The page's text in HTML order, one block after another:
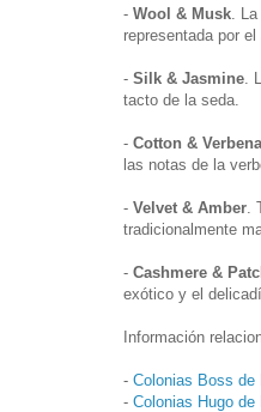
- Wool & Musk .
representada por
- Silk & Jasmine .
tacto de la seda.
- Cotton & Verbena
las notas de la
- Velvet & Amber
tradicionalmente
- Cashmere &
exótico y el
Información
- Colonias Boss de
- Colonias Hugo de